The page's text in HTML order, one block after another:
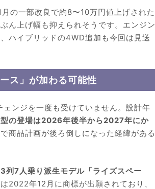
の一部改良で約8〜10万円値上げされた
ん上げ幅も抑えられそうです。エンジン
ハイブリッドの4WD追加も今回は見送
ス」が加わる可能性
ンジを一度も受けていません。設計年
の登場は2026年後半から2027年にか
商品計画が後ろ倒しになった経緯がある
列7人乗り派生モデル「ライズスペー
2022年12月に商標が出願されており、